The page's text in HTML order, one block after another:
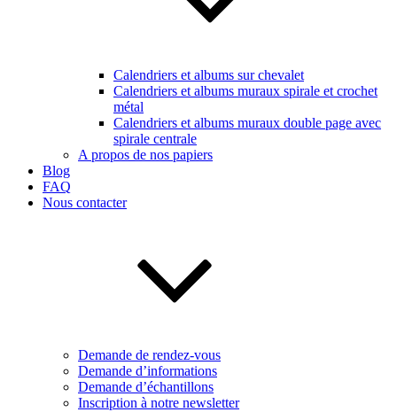
Calendriers et albums sur chevalet
Calendriers et albums muraux spirale et crochet
métal
Calendriers et albums muraux double page avec
spirale centrale
A propos de nos papiers
Blog
FAQ
Nous contacter
Demande de rendez-vous
Demande d’informations
Demande d’échantillons
Inscription à notre newsletter